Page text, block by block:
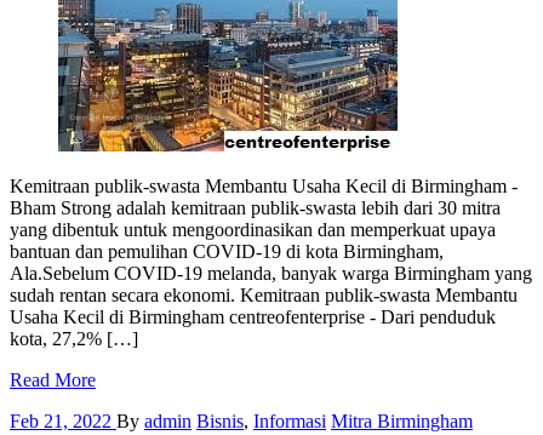
Kemitraan publik-swasta Membantu Usaha Kecil di Birmingham -
Bham Strong adalah kemitraan publik-swasta lebih dari 30 mitra
yang dibentuk untuk mengoordinasikan dan memperkuat upaya
bantuan dan pemulihan COVID-19 di kota Birmingham,
Ala.Sebelum COVID-19 melanda, banyak warga Birmingham yang
sudah rentan secara ekonomi. Kemitraan publik-swasta Membantu
Usaha Kecil di Birmingham centreofenterprise - Dari penduduk
kota, 27,2% […]
Read More
Feb 21, 2022 By admin Bisnis, Informasi Mitra Birmingham